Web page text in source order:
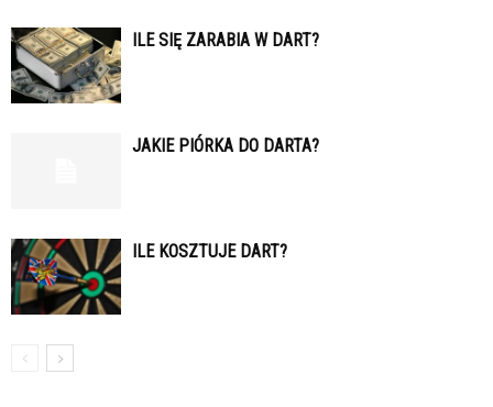
ILE SIĘ ZARABIA W DART?
JAKIE PIÓRKA DO DARTA?
ILE KOSZTUJE DART?